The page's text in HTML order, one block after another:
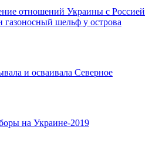
отношений Украины с Россией
шельф у острова
и осваивала Северное
на Украине-2019